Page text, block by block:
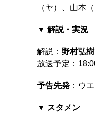
（ヤ）、山本
▼ 解説・実況
解説： 野村弘樹
放送予定：
予告先発 ：ウ
▼ スタメン